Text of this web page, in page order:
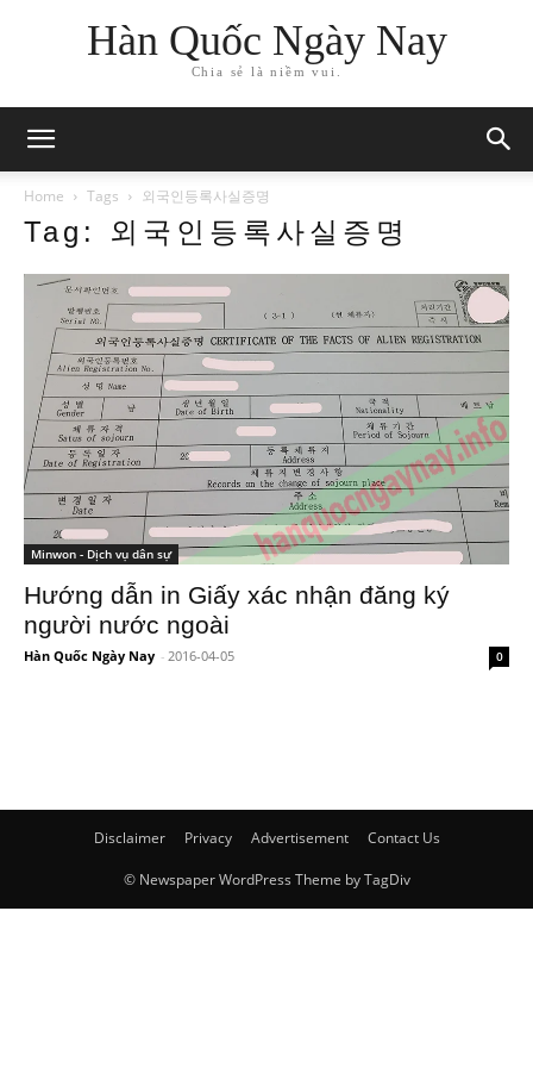
Hàn Quốc Ngày Nay
Chia sẻ là niềm vui.
Home Tags 외국인등록사실증명
Tag: 외국인등록사실증명
Minwon - Dịch vụ dân sự
Hướng dẫn in Giấy xác nhận đăng ký
người nước ngoài
Hàn Quốc Ngày Nay - 2016-04-05 0
Disclaimer Privacy Advertisement Contact Us
© Newspaper WordPress Theme by TagDiv